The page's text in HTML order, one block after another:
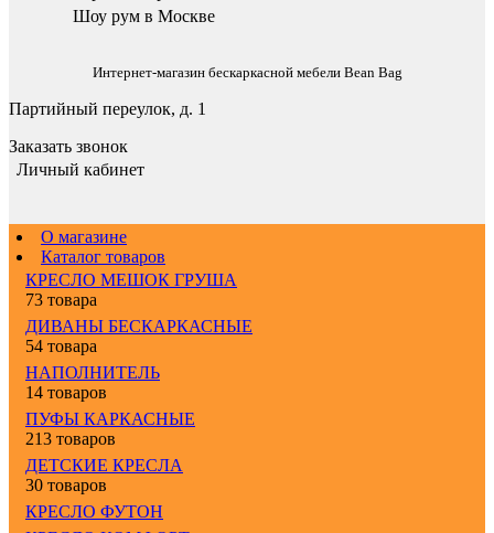
Шоу рум в Москве
Интернет-магазин бескаркасной мебели Bean Bag
Партийный переулок, д. 1
Заказать звонок
Личный кабинет
О магазине
Каталог товаров
КРЕСЛО МЕШОК ГРУША
73 товара
ДИВАНЫ БЕСКАРКАСНЫЕ
54 товара
НАПОЛНИТЕЛЬ
14 товаров
ПУФЫ КАРКАСНЫЕ
213 товаров
ДЕТСКИЕ КРЕСЛА
30 товаров
КРЕСЛО ФУТОН